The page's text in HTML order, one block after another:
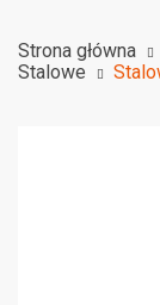
Strona główna
Stalowe